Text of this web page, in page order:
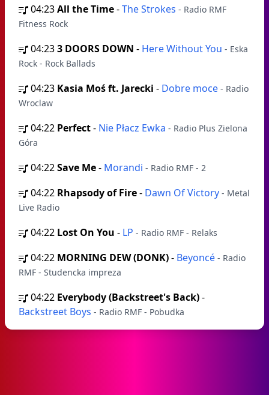
04:23All the Time-The Strokes - Radio RMF
Fitness Rock
04:233 DOORS DOWN - Here Without You - Eska
Rock - Rock Ballads
04:23 Kasia Moś ft. Jarecki - Dobre moce - Radio
Wroclaw
04:22 Perfect- Nie Płacz Ewka - Radio Plus Zielona
Góra
04:22Save Me- Morandi - Radio RMF - 2
04:22 Rhapsody of Fire- Dawn Of Victory - Metal
Live Radio
04:22 Lost On You - LP - Radio RMF - Relaks
04:22 MORNING DEW (DONK)- Beyoncé - Radio
RMF - Studencka impreza
04:22 Everybody (Backstreet's Back)-
Backstreet Boys - Radio RMF - Pobudka